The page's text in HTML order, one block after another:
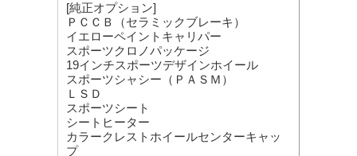
[純正オプション]
ＰＣＣＢ（セラミックブレーキ）
イエローペイントキャリパー
スポーツクロノパッケージ
19インチスポーツデザインホイール
スポーツシャシー（ＰＡＳＭ）
ＬＳＤ
スポーツシート
シートヒーター
カラークレストホイールセンターキャッ
プ